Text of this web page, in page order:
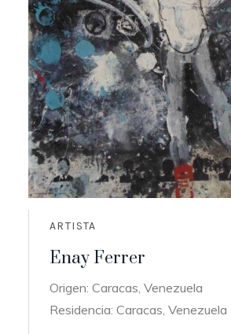
ARTISTA
Enay Ferrer
Origen: Caracas, Venezuela
Residencia: Caracas, Venezuela